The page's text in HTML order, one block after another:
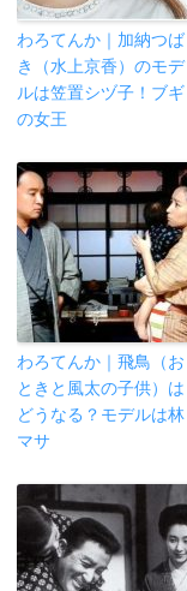
わろてんか｜加納つば
き（水上京香）のモデ
ルは笠置シヅ子！ブギ
の女王
わろてんか｜飛鳥（お
ときと風太の子供）は
どうなる？モデルは林
マサ